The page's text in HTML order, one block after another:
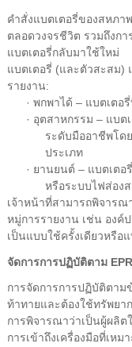
คำสั่งแบตเตอรี่ของสหภา
ตลอดวงจรชีวิต รวมถึงก
แบตเตอรี่กลับมาใช้ใหม่
แบตเตอรี่ (และตัวสะสม)
รายงาน:
· พกพาได้ – แบตเตอ
· อุตสาหกรรม – แบต
ระดับมืออาชีพโด
ประเภท
· ยานยนต์ – แบตเต
หรือระบบไฟส่องส
เจ้าหน้าที่สามารถพิจาร
หมู่การรายงาน เช่น องค์
เป็นแบบใช้ครั้งเดียวหรือ
จัดการการปฏิบัติตาม
การจัดการการปฏิบัติตาม
ท้าทายและต้องใช้ทรัพย
การพิจารณาว่าเป็นผู้ผลิ
การเข้าถึงเครื่องมือที่เห